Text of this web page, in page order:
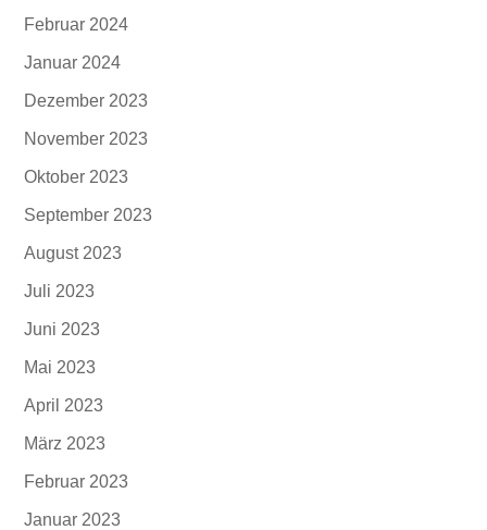
Februar 2024
Januar 2024
Dezember 2023
November 2023
Oktober 2023
September 2023
August 2023
Juli 2023
Juni 2023
Mai 2023
April 2023
März 2023
Februar 2023
Januar 2023